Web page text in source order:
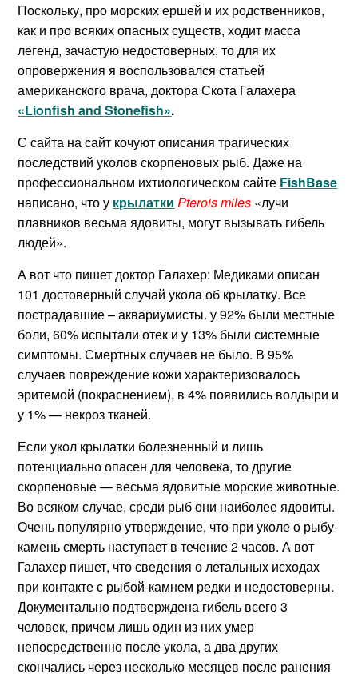
Поскольку, про морских ершей и их родственников,
как и про всяких опасных существ, ходит масса
легенд, зачастую недостоверных, то для их
опровержения я воспользовался статьей
американского врача, доктора Скота Галахера
«Lionfish and Stonefish».
С сайта на сайт кочуют описания трагических
последствий уколов скорпеновых рыб. Даже на
профессиональном ихтиологическом сайте FishBase
написано, что у крылатки Pterois miles «лучи
плавников весьма ядовиты, могут вызывать гибель
людей».
А вот что пишет доктор Галахер: Медиками описан
101 достоверный случай укола об крылатку. Все
пострадавшие – аквариумисты. у 92% были местные
боли, 60% испытали отек и у 13% были системные
симптомы. Смертных случаев не было. В 95%
случаев повреждение кожи характеризовалось
эритемой (покраснением), в 4% появились волдыри и
у 1% — некроз тканей.
Если укол крылатки болезненный и лишь
потенциально опасен для человека, то другие
скорпеновые — весьма ядовитые морские животные.
Во всяком случае, среди рыб они наиболее ядовиты.
Очень популярно утверждение, что при уколе о рыбу-
камень смерть наступает в течение 2 часов. А вот
Галахер пишет, что сведения о летальных исходах
при контакте с рыбой-камнем редки и недостоверны.
Документально подтверждена гибель всего 3
человек, причем лишь один из них умер
непосредственно после укола, а два других
скончались через несколько месяцев после ранения